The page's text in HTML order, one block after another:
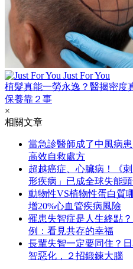
Just For You
植髮真能一勞永逸？醫揭密度
保養靠２事
×
相關文章
當急診醫師成了中風病
高效自救處方
超越癌症、心臟病！《
形疾病」已成全球失能
動物性VS植物性蛋白質
增20%心血管疾病風險
罹患失智症是人生終點
例：看見共存的幸福
長輩失智一定要同住？
智惡化，２招鍛鍊大腦